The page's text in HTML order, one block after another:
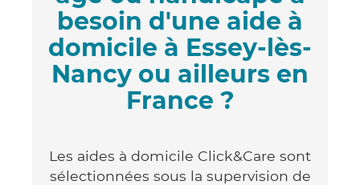
besoin d'une aide à
domicile à Essey-lès-
Nancy ou ailleurs en
France ?
Les aides à domicile Click&Care sont
sélectionnées sous la supervision de